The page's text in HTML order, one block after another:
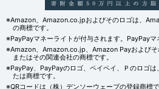
※Amazon、Amazon.co.jpおよびそのロゴは、
の商標です。
※PayPayマネーライトが付与されます。PayPayマ
※Amazon、Amazon.co.jp、Amazon Payおよび
またはその関連会社の商標です。
※PayPay、PayPayのロゴ、ペイペイ、Ｐのロゴ
たは商標です。
※QRコードは（株）デンソーウェーブの登録商標で